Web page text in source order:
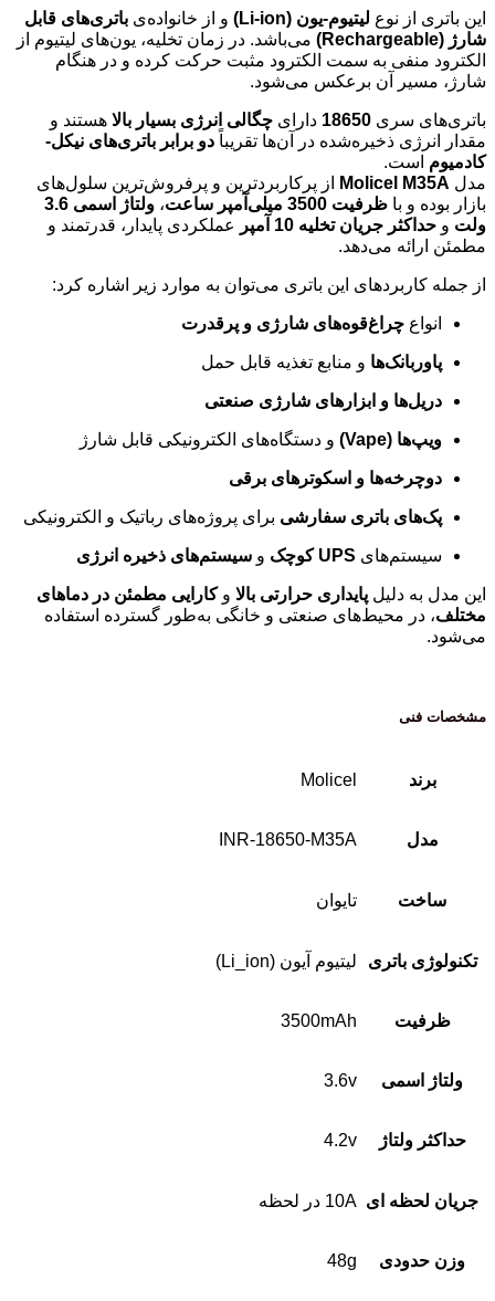
این باتری از نوع لیتیوم-یون (Li-ion) و از خانواده‌ی باتری‌های قابل
شارژ (Rechargeable)
می‌باشد. در زمان تخلیه، یون‌های لیتیوم از
الکترود منفی به سمت الکترود مثبت حرکت کرده و در هنگام
شارژ، مسیر آن برعکس می‌شود.
باتری‌های سری 18650 دارای چگالی انرژی بسیار بالا هستند و
مقدار انرژی ذخیره‌شده در آن‌ها تقریباً دو برابر باتری‌های نیکل-
کادمیوم است.
مدل Molicel M35A
از پرکاربردترین و پرفروش‌ترین سلول‌های
بازار بوده و با ظرفیت 3500 میلی‌آمپر ساعت ،
ولتاژ اسمی 3.6
ولت و حداکثر جریان تخلیه 10 آمپر
عملکردی پایدار، قدرتمند و
مطمئن ارائه می‌دهد.
از جمله کاربردهای این باتری می‌توان به موارد زیر اشاره کرد:
انواع چراغ‌قوه‌های شارژی و پرقدرت
پاوربانک‌ها و منابع تغذیه قابل حمل
دریل‌ها و ابزارهای شارژی صنعتی
ویپ‌ها (Vape) و دستگاه‌های الکترونیکی قابل شارژ
دوچرخه‌ها و اسکوترهای برقی
پک‌های باتری سفارشی برای پروژه‌های رباتیک و الکترونیکی
سیستم‌های UPS کوچک و سیستم‌های ذخیره انرژی
این مدل به دلیل پایداری حرارتی بالا وکارایی مطمئن در دماهای
مختلف، در محیط‌های صنعتی و خانگی به‌طور گسترده استفاده
می‌شود.
مشخصات فنی
برند Molicel
مدل INR-18650-M35A
ساخت تایوان
تکنولوژی باتری لیتیوم آیون (Li_ion)
ظرفیت 3500mAh
ولتاژ اسمی 3.6v
حداکثر ولتاژ 4.2v
جریان لحظه ای 10A در لحظه
وزن حدودی 48g